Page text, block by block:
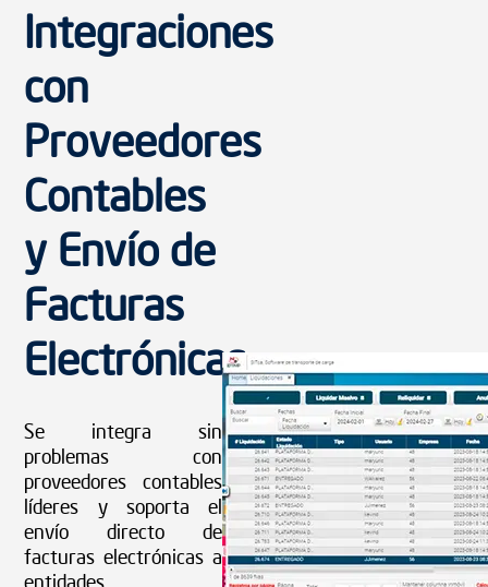
con
Proveedores
Contables
y Envío de
Facturas
Electrónicas
Se integra sin
proveedores contables
líderes y soporta el
envío directo de
facturas electrónicas a
entidades
gubernamentales como
la DIAN, además de